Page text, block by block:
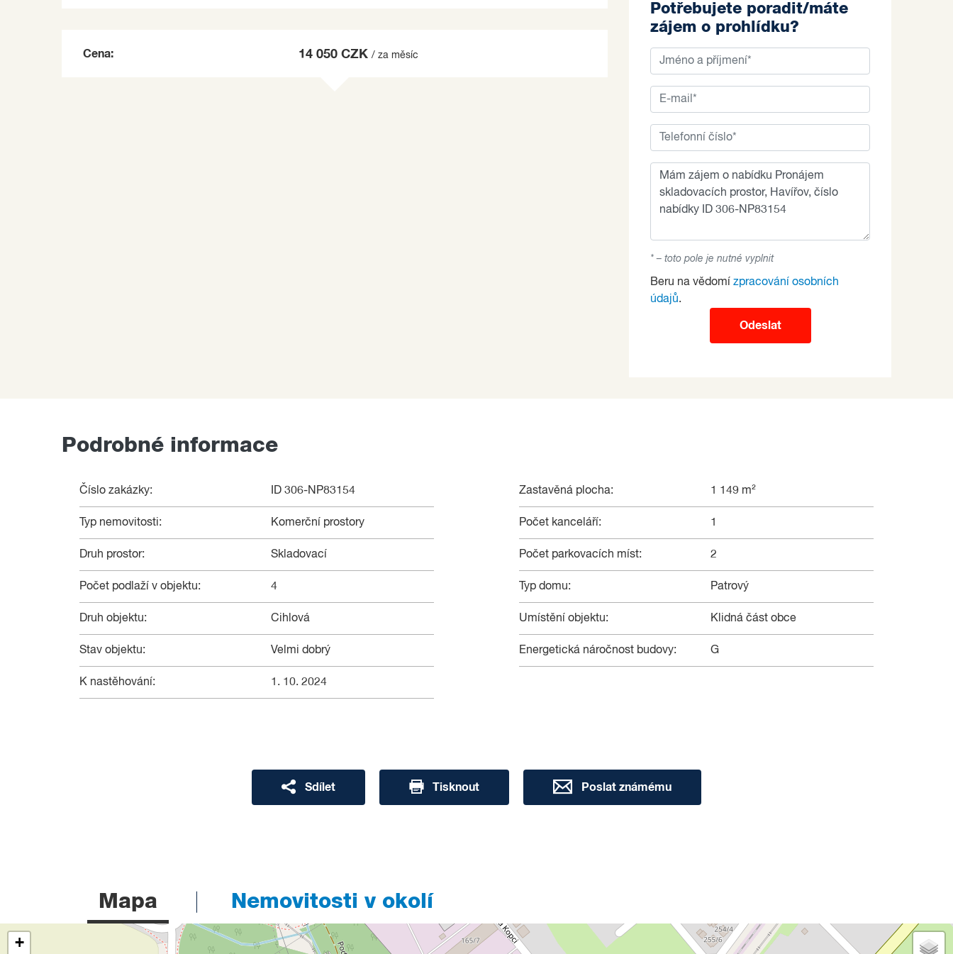
Cena: 14 050 CZK/ za měsíc
Potřebujete poradit/máte
zájem o prohlídku?
* – toto pole je nutné vyplnit
Beru na vědomí zpracování osobních
údajů.
Odeslat
Podrobné informace
Číslo zakázky: ID 306-NP83154
Typ nemovitosti: Komerční prostory
Druh prostor: Skladovací
Počet podlaží v objektu: 4
Druh objektu: Cihlová
Stav objektu: Velmi dobrý
K nastěhování: 1. 10. 2024
Zastavěná plocha: 1 149 m²
Počet kanceláří: 1
Počet parkovacích míst: 2
Typ domu: Patrový
Umístění objektu: Klidná část obce
Energetická náročnost budovy: G
Sdílet Tisknout Poslat známému
Mapa Nemovitosti v okolí
+